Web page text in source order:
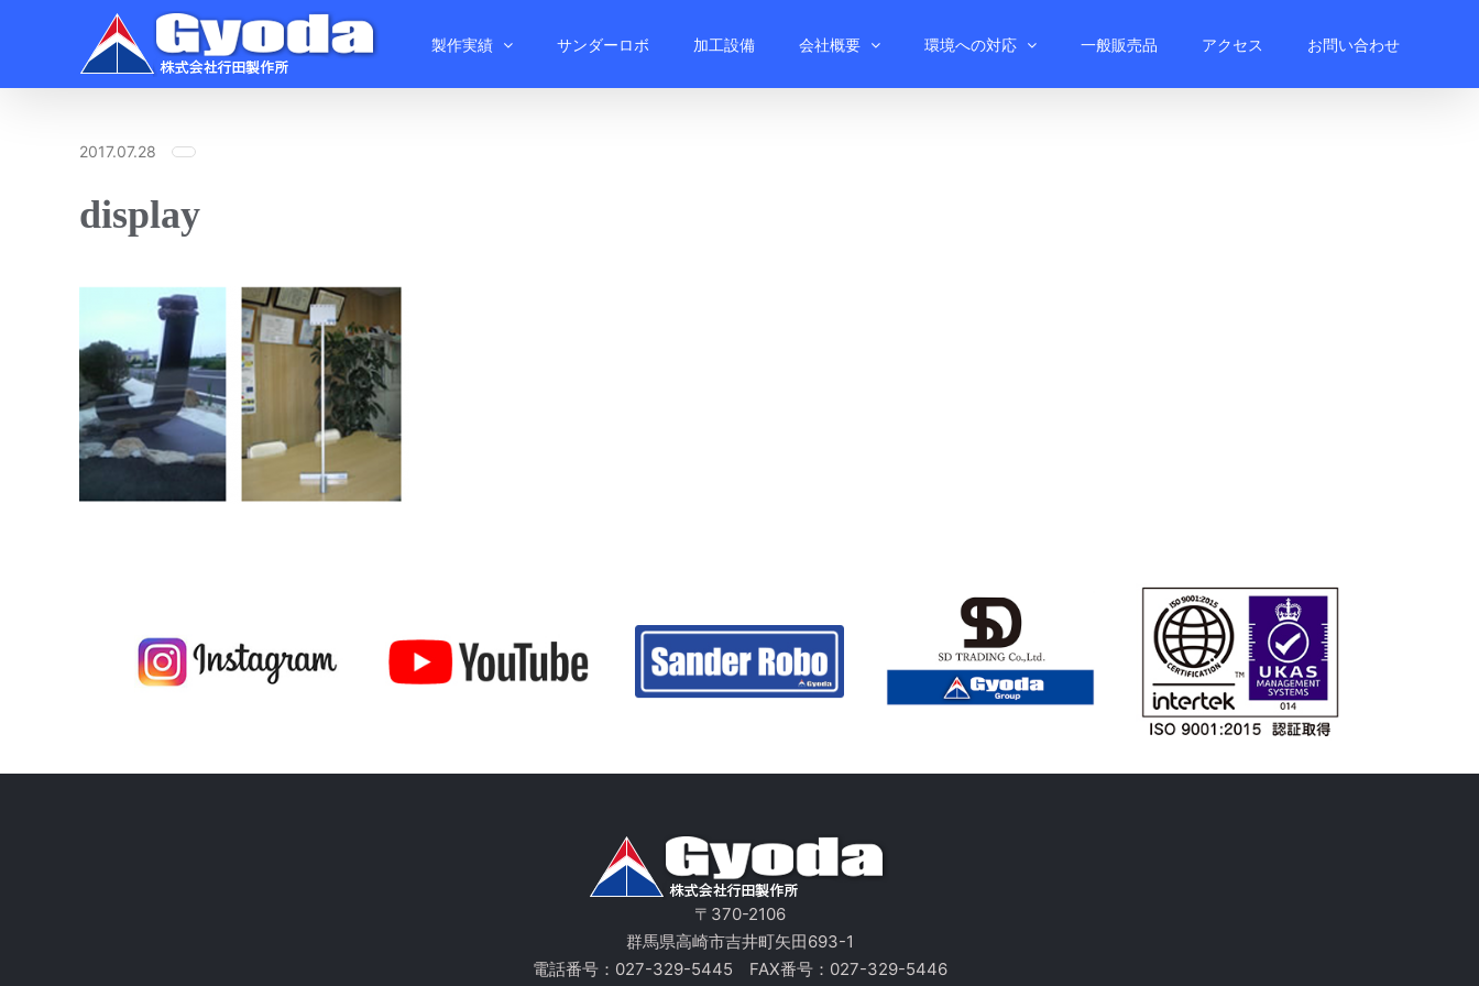
製作実績 サンダーロボ 加工設備 会社概要 環境への対応 一般販売品 アクセス お問い合わせ
2017.07.28
display
〒370-2106
群馬県高崎市吉井町矢田693-1
電話番号： 027-329-5445 FAX番号：027-329-5446